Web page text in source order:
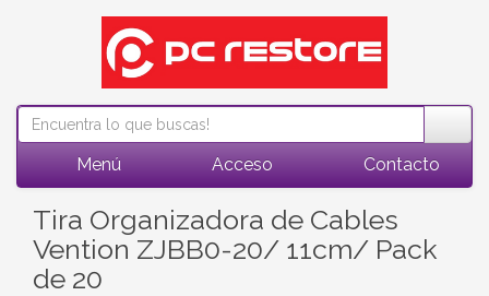
Menú Acceso Contacto
Tira Organizadora de Cables
Vention ZJBB0-20/ 11cm/ Pack
de 20